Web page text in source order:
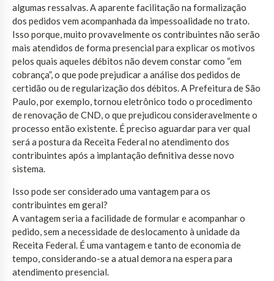
algumas ressalvas. A aparente facilitação na formalização
dos pedidos vem acompanhada da impessoalidade no trato.
Isso porque, muito provavelmente os contribuintes não serão
mais atendidos de forma presencial para explicar os motivos
pelos quais aqueles débitos não devem constar como “em
cobrança”, o que pode prejudicar a análise dos pedidos de
certidão ou de regularização dos débitos. A Prefeitura de São
Paulo, por exemplo, tornou eletrônico todo o procedimento
de renovação de CND, o que prejudicou consideravelmente o
processo então existente. É preciso aguardar para ver qual
será a postura da Receita Federal no atendimento dos
contribuintes após a implantação definitiva desse novo
sistema.
Isso pode ser considerado uma vantagem para os
contribuintes em geral?
A vantagem seria a facilidade de formular e acompanhar o
pedido, sem a necessidade de deslocamento à unidade da
Receita Federal. É uma vantagem e tanto de economia de
tempo, considerando-se a atual demora na espera para
atendimento presencial.